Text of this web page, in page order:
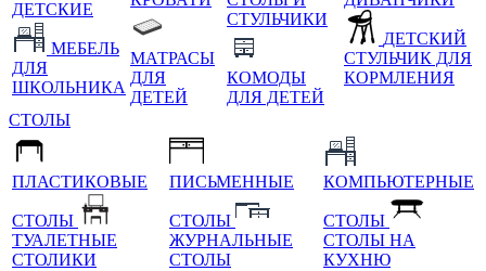
ДЕТСКИЕ
МЕБЕЛЬ
ДЛЯ
ШКОЛЬНИКА
МАТРАСЫ
ДЛЯ
ДЕТЕЙ
СТУЛЬЧИКИ
КОМОДЫ
ДЛЯ ДЕТЕЙ
ДЕТСКИЙ
СТУЛЬЧИК ДЛЯ
КОРМЛЕНИЯ
СТОЛЫ
ПЛАСТИКОВЫЕ
СТОЛЫ
ТУАЛЕТНЫЕ
СТОЛИКИ
ПИСЬМЕННЫЕ
СТОЛЫ
ЖУРНАЛЬНЫЕ
СТОЛЫ
КОМПЬЮТЕРНЫЕ
СТОЛЫ
СТОЛЫ НА
КУХНЮ